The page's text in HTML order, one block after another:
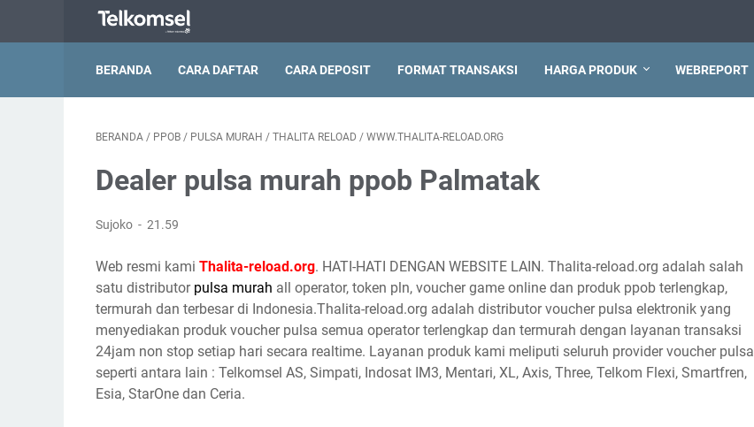
BERANDA CARA DAFTAR CARA DEPOSIT FORMAT TRANSAKSI HARGA PRODUK WEBREPORT
BERANDA / PPOB / PULSA MURAH / THALITA RELOAD / WWW.THALITA-RELOAD.ORG
Dealer pulsa murah ppob Palmatak
Sujoko 21.59
Web resmi kami Thalita-reload.org. HATI-HATI DENGAN WEBSITE LAIN. Thalita-reload.org adalah salah
satu distributor pulsa murah all operator, token pln, voucher game online dan produk ppob terlengkap,
termurah dan terbesar di Indonesia.Thalita-reload.org adalah distributor voucher pulsa elektronik yang
menyediakan produk voucher pulsa semua operator terlengkap dan termurah dengan layanan transaksi
24jam non stop setiap hari secara realtime. Layanan produk kami meliputi seluruh provider voucher pulsa
seperti antara lain : Telkomsel AS, Simpati, Indosat IM3, Mentari, XL, Axis, Three, Telkom Flexi, Smartfren,
Esia, StarOne dan Ceria.